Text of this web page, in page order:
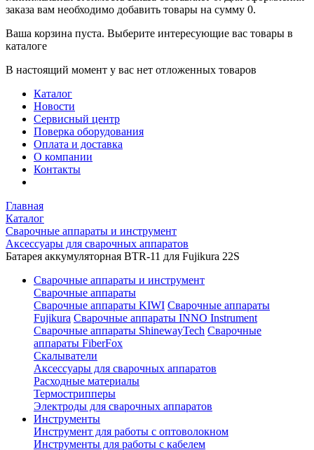
заказа вам необходимо добавить товары на сумму 0.
Ваша корзина пуста. Выберите интересующие вас товары в
каталоге
В настоящий момент у вас нет отложенных товаров
Каталог
Новости
Сервисный центр
Поверка оборудования
Оплата и доставка
О компании
Контакты
Главная
Каталог
Сварочные аппараты и инструмент
Аксессуары для сварочных аппаратов
Батарея аккумуляторная BTR-11 для Fujikura 22S
Сварочные аппараты и инструмент
Сварочные аппараты
Сварочные аппараты KIWI Сварочные аппараты
Fujikura Сварочные аппараты INNO Instrument
Сварочные аппараты ShinewayTech Cварочные
аппараты FiberFox
Скалыватели
Аксессуары для сварочных аппаратов
Расходные материалы
Термострипперы
Электроды для сварочных аппаратов
Инструменты
Инструмент для работы с оптоволокном
Инструменты для работы с кабелем